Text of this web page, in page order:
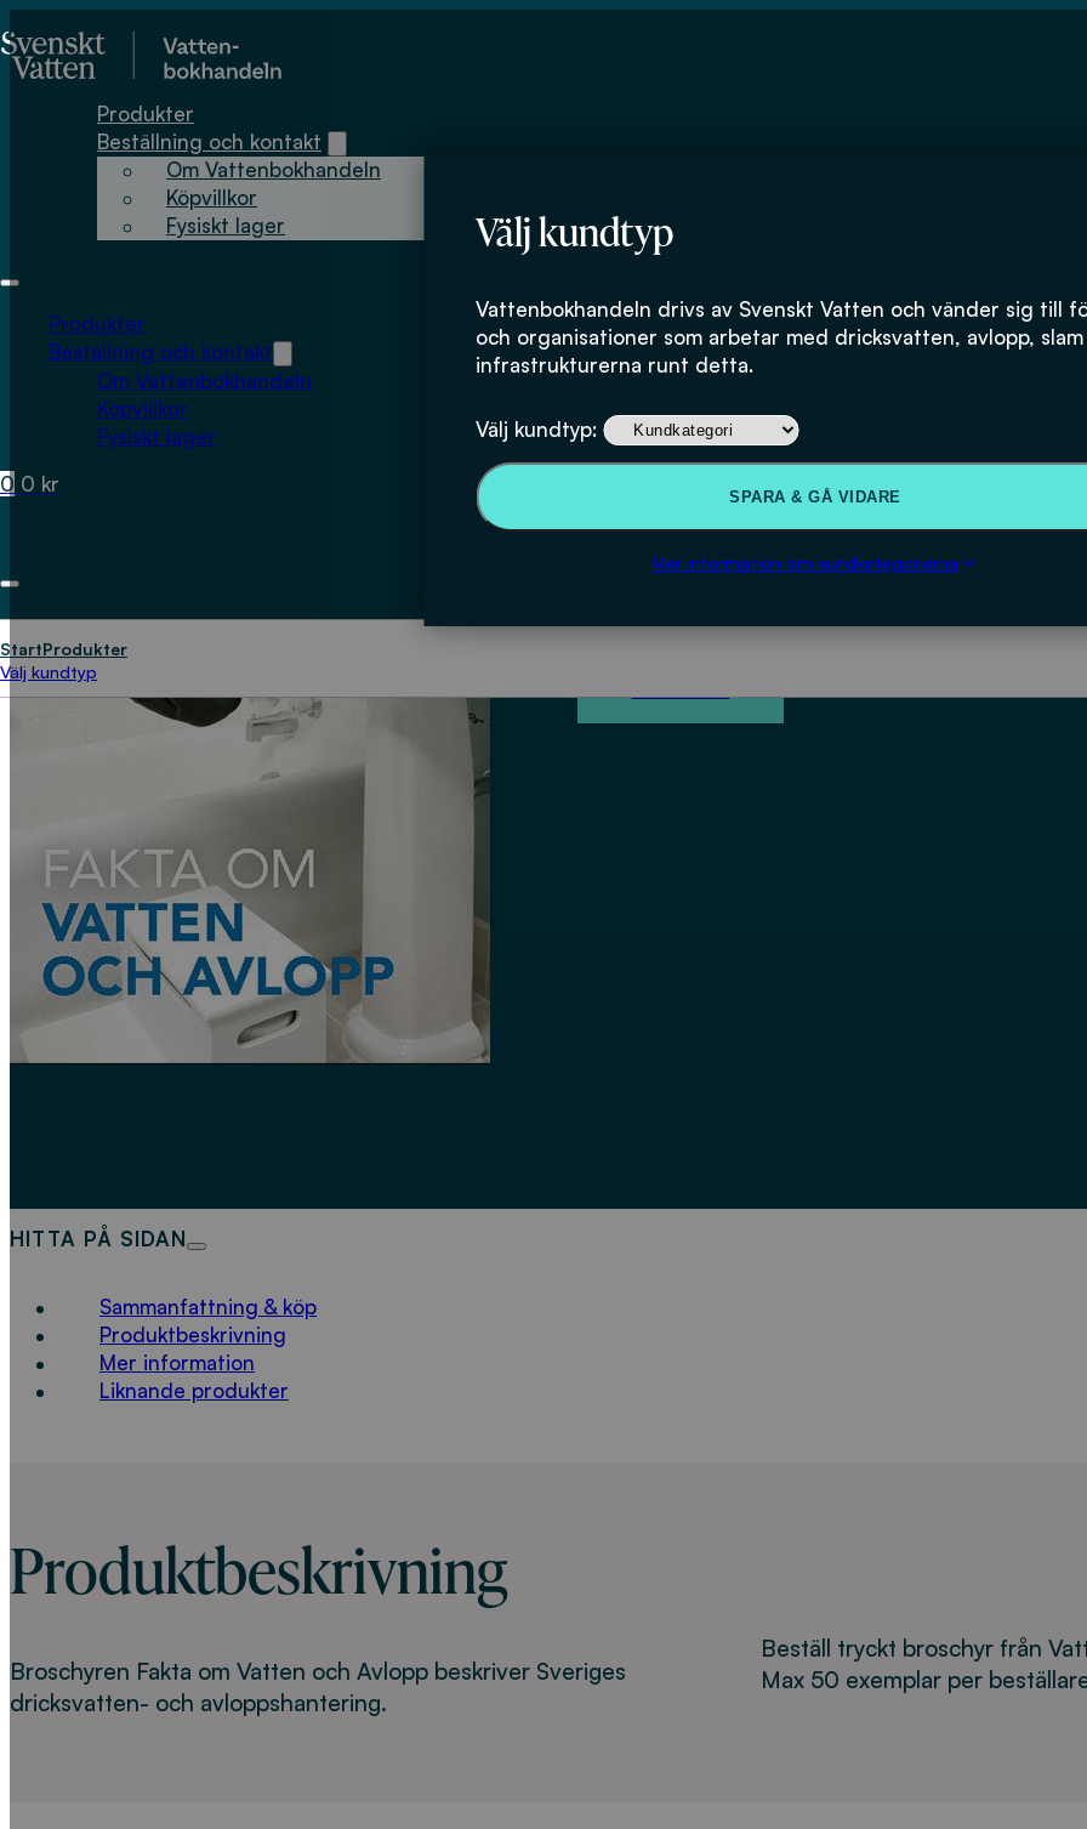
Välj kundtyp
Vattenbokhandeln drivs av Svenskt Vatten och vänder sig till
och organisationer som arbetar med dricksvatten, avlopp,
infrastrukturerna runt detta.
Välj kundtyp:
SPARA & GÅ VIDARE
Mer information om kundkategorierna
Produkter
Beställning och kontakt
Om Vattenbokhandeln
Köpvillkor
Fysiskt lager
Produkter
Beställning och kontakt
Om Vattenbokhandeln
Köpvillkor
Fysiskt lager
0 0 kr
StartProdukter
Välj kundtyp
Fakta om
Avlopp
0kr
HITTA PÅ SIDAN
Sammanfattning & köp
Produktbeskrivning
Mer information
Liknande produkter
Produktbeskrivning
Broschyren Fakta om Vatten och Avlopp beskriver Sveriges
dricksvatten- och avloppshantering.
Beställ tryckt broschyr från
Max 50 exemplar per